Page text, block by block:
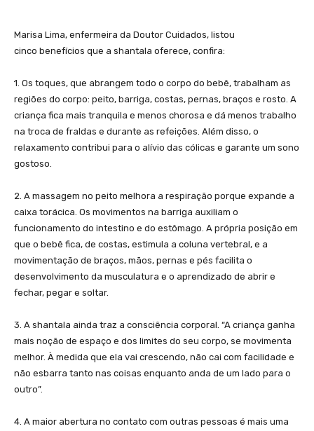
Marisa Lima, enfermeira da Doutor Cuidados, listou
cinco benefícios que a shantala oferece, confira:
1. Os toques, que abrangem todo o corpo do bebê, trabalham as
regiões do corpo: peito, barriga, costas, pernas, braços e rosto. A
criança fica mais tranquila e menos chorosa e dá menos trabalho
na troca de fraldas e durante as refeições. Além disso, o
relaxamento contribui para o alívio das cólicas e garante um sono
gostoso.
2. A massagem no peito melhora a respiração porque expande a
caixa torácica. Os movimentos na barriga auxiliam o
funcionamento do intestino e do estômago. A própria posição em
que o bebê fica, de costas, estimula a coluna vertebral, e a
movimentação de braços, mãos, pernas e pés facilita o
desenvolvimento da musculatura e o aprendizado de abrir e
fechar, pegar e soltar.
3. A shantala ainda traz a consciência corporal. “A criança ganha
mais noção de espaço e dos limites do seu corpo, se movimenta
melhor. À medida que ela vai crescendo, não cai com facilidade e
não esbarra tanto nas coisas enquanto anda de um lado para o
outro”.
4. A maior abertura no contato com outras pessoas é mais uma